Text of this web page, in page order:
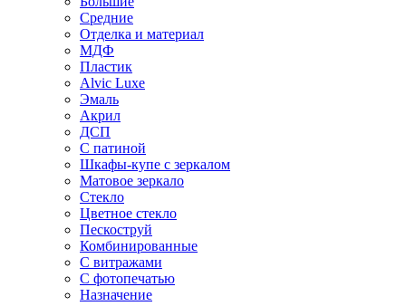
Средние
Отделка и материал
МДФ
Пластик
Alvic Luxe
Эмаль
Акрил
ДСП
С патиной
Шкафы-купе с зеркалом
Матовое зеркало
Стекло
Цветное стекло
Пескоструй
Комбинированные
С витражами
С фотопечатью
Назначение